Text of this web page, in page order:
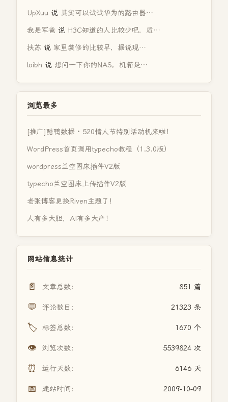
UpXuu 说 其实可以试试华为的路由器…
我是军爸 说 H3C知道的人比较少吧，质…
扶苏 说 家里装修的比较早，据说现…
loibh 说 想问一下你的NAS，机箱是…
浏览最多
[推广]酷鸭数据 · 520情人节特别活动机来啦！
WordPress首页调用typecho教程（1.3.0版）
wordpress兰空图床插件V2版
typecho兰空图床上传插件V2版
老张博客更换Riven主题了！
人有多大胆，AI有多大产！
网站信息统计
📄 文章总数： 851 篇
💬 评论数目： 21323 条
🏷️ 标签总数： 1670 个
👁️ 浏览次数： 5539824 次
⏰ 运行天数： 6146 天
📅 建站时间： 2009-10-09